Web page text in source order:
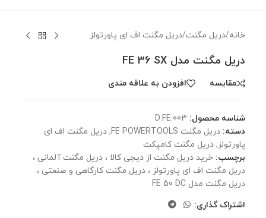
خانه/دریل مگنت/دریل مگنت اف ای پاورتولز
دریل مگنت مدل FE 36 SX
مقايسه افزودن به علاقه مندی
شناسه محصول: D.FE.003
دسته: دریل مگنت FE POWERTOOLS , دریل مگنت اف ای
پاورتولز, دریل مگنت کامپکت
برچسب: خرید دریل مگنت از دیجی کالا ، دریل مگنت آلمانی ،
دریل مگنت اف ای پاورتولز ، دریل مگنت کارگاهی و صنعتی ،
دریل مگنت مدل FE 50 DC
اشتراک گذاری: